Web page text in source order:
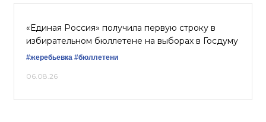
«Единая Россия» получила первую строку в
избирательном бюллетене на выборах в Госдуму
#жеребьевка #бюллетени
06.08.26